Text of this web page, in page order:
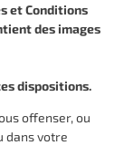
et Conditions
des images
dispositions.
offenser, ou
dans votre